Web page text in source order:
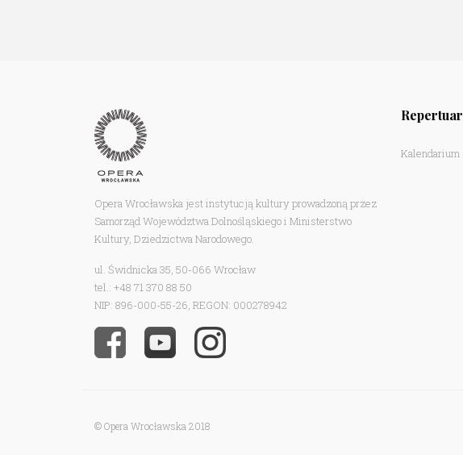
Opera Wrocławska jest instytucją kultury prowadzoną przez
Samorząd Województwa Dolnośląskiego i Ministerstwo
Kultury, Dziedzictwa Narodowego.
ul. Świdnicka 35, 50-066 Wrocław
tel.: +48 71 370 88 50
NIP: 896-000-55-26, REGON: 000278942
Repertuar
Kalendarium
© Opera Wrocławska 2018